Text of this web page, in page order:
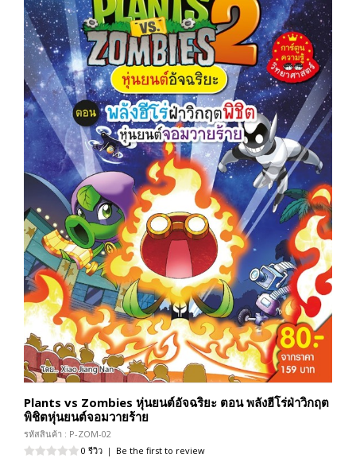
Plants vs Zombies หุ่นยนต์อัจฉริยะ ตอน พลังฮีโร่ฝ่าวิกฤต
พิชิตหุ่นยนต์จอมวายร้าย
รหัสสินค้า : P-ZOM-02
0 รีวิว | Be the first to review